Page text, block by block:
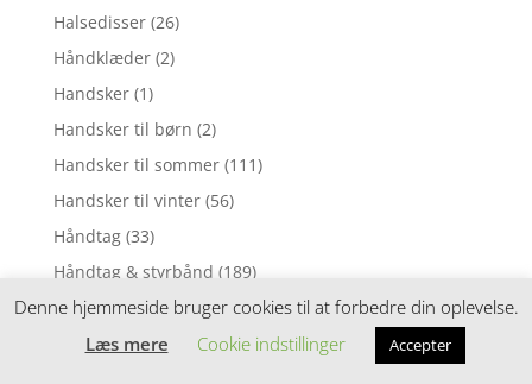
Halsedisser (26)
Håndklæder (2)
Handsker (1)
Handsker til børn (2)
Handsker til sommer (111)
Handsker til vinter (56)
Håndtag (33)
Håndtag & styrbånd (189)
Hængekøjer (1)
Hængelåse (1)
Denne hjemmeside bruger cookies til at forbedre din oplevelse.
Læs mere
Cookie indstillinger Accepter